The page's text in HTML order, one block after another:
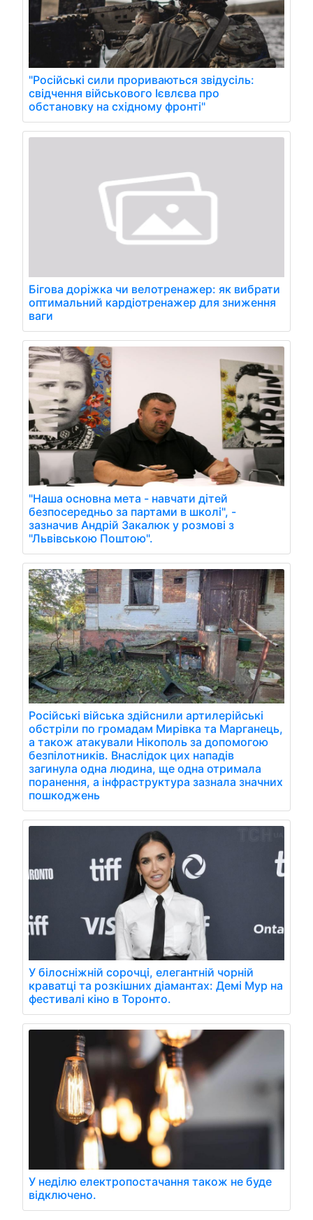
"Російські сили прориваються звідусіль:
свідчення військового Ієвлєва про
обстановку на східному фронті"
Бігова доріжка чи велотренажер: як вибрати
оптимальний кардіотренажер для зниження
ваги
"Наша основна мета - навчати дітей
безпосередньо за партами в школі", -
зазначив Андрій Закалюк у розмові з
"Львівською Поштою".
Російські війська здійснили артилерійські
обстріли по громадам Мирівка та Марганець,
а також атакували Нікополь за допомогою
безпілотників. Внаслідок цих нападів
загинула одна людина, ще одна отримала
поранення, а інфраструктура зазнала значних
пошкоджень
У білосніжній сорочці, елегантній чорній
краватці та розкішних діамантах: Демі Мур на
фестивалі кіно в Торонто.
У неділю електропостачання також не буде
відключено.